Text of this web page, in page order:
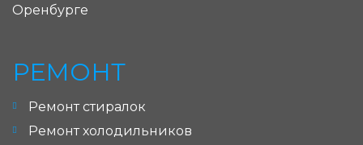
Оренбурге
РЕМОНТ
Ремонт стиралок
Ремонт холодильников